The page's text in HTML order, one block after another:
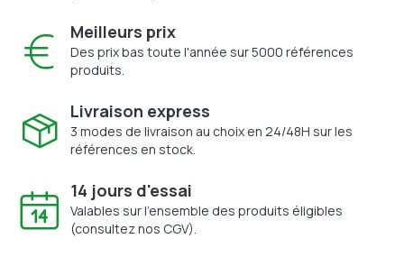
Meilleurs prix
Des prix bas toute l'année sur 5000 références
produits.
Livraison express
3 modes de livraison au choix en 24/48H sur les
références en stock.
14 jours d'essai
Valables sur l'ensemble des produits éligibles
(consultez nos CGV).